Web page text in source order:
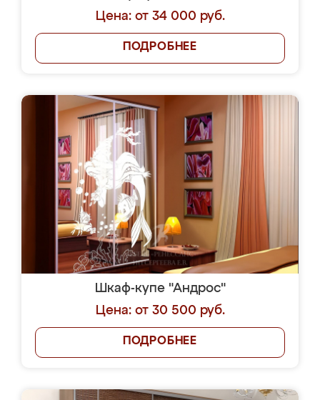
Цена: от 34 000 руб.
ПОДРОБНЕЕ
Шкаф-купе "Андрос"
Цена: от 30 500 руб.
ПОДРОБНЕЕ